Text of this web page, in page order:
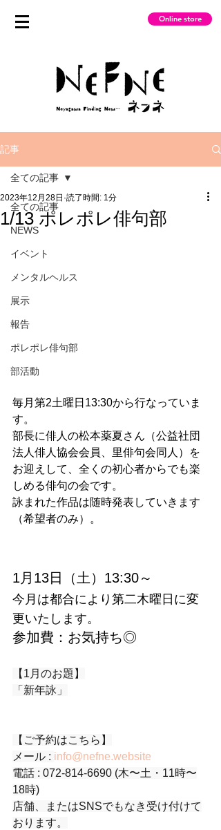
Online store
記事
全ての記事
NEWS
イベント
メンタルヘルス
展示
報告
ポレポレ俳句部
部活動
全ての記事
1/13 ポレポレ俳句部
2023年12月28日 読了時間: 1分
毎月第2土曜日13:30から行なっていま
す。
部長に俳人の松本薬夏さん（公益社団
法人俳人協会会員、里俳句会同人）を
お迎えして、全くの初心者からでも楽
しめる俳句の会です。
詠まれた作品は随時発表していきます
（希望者のみ）。
1月13日（土）13:30～
今月は都合により第二木曜日に変
更いたします。
参加費：お気持ち◎
【1月のお題】
「新年詠」
【ご予約はこちら】
メール : info@nefne.website
電話 : 072-814-6690 (木〜土・11時〜
18時)
店舗、またはSNSでもなき受け付けて
おります。